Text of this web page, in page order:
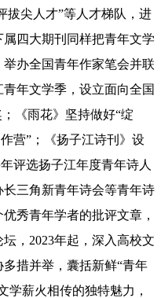
拔尖人才”等人才梯队，进
四大期刊同样把青年文学
办全国青年作家笔会并联
年文学季，设立面向全国
《雨花》坚持做好“绽
营”；《扬子江诗刊》设
评选扬子江年度青年诗人
三角新青年诗会等青年诗
秀青年学者的批评文章，
，2023年起，深入高校文
措并举，囊括新鲜“青年
学薪火相传的独特魅力，